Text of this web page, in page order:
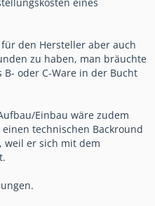
den Hersteller aber auch
zu haben, man bräuchte
oder C-Ware in der Bucht
Einbau wäre zudem
technischen Backround
weil er sich mit dem